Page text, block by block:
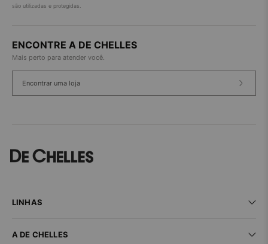
são utilizadas e protegidas.
ENCONTRE A DE CHELLES
Mais perto para atender você.
Encontrar uma loja
LINHAS
Fitness
A DE CHELLES